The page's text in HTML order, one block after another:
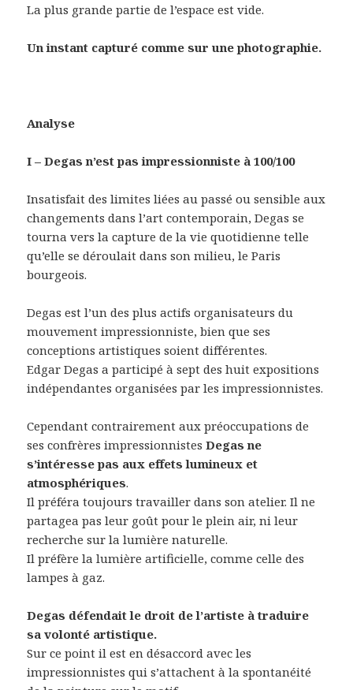
La plus grande partie de l’espace est vide.
Un instant capturé comme sur une photographie.
Analyse
I – Degas n’est pas impressionniste à 100/100
Insatisfait des limites liées au passé ou sensible aux
changements dans l’art contemporain, Degas se
tourna vers la capture de la vie quotidienne telle
qu’elle se déroulait dans son milieu, le Paris
bourgeois.
Degas est l’un des plus actifs organisateurs du
mouvement impressionniste, bien que ses
conceptions artistiques soient différentes.
Edgar Degas a participé à sept des huit expositions
indépendantes organisées par les impressionnistes.
Cependant contrairement aux préoccupations de
ses confrères impressionnistesDegas ne
s’intéresse pas aux effets lumineux et
atmosphériques.
Il préféra toujours travailler dans son atelier. Il ne
partagea pas leur goût pour le plein air, ni leur
recherche sur la lumière naturelle.
Il préfère la lumière artificielle, comme celle des
lampes à gaz.
Degas défendait le droit de l’artiste à traduire
sa volonté artistique.
Sur ce point il est en désaccord avec les
impressionnistes qui s’attachent à la spontanéité